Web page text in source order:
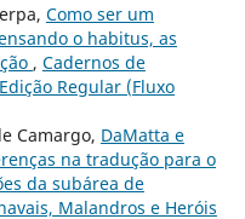
Como ser um
o habitus, as
, Cadernos de
Regular (Fluxo
Camargo, DaMatta e
na tradução para o
da subárea de
Malandros e Heróis